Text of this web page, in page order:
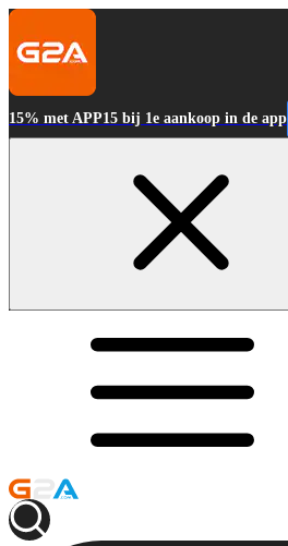
15% met APP15 bij 1e aankoop in de app